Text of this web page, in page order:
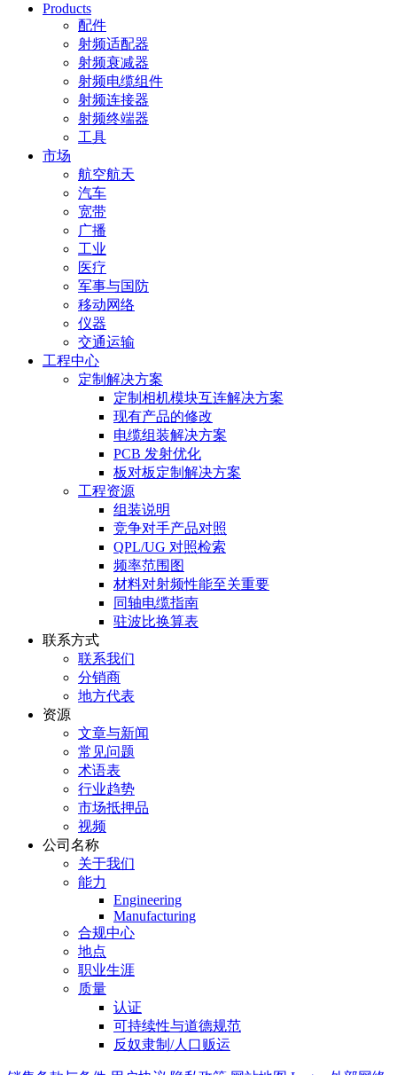
Products
配件
射频适配器
射频衰减器
射频电缆组件
射频连接器
射频终端器
工具
市场
航空航天
汽车
宽带
广播
工业
医疗
军事与国防
移动网络
仪器
交通运输
工程中心
定制解决方案
定制相机模块互连解决方案
现有产品的修改
电缆组装解决方案
PCB 发射优化
板对板定制解决方案
工程资源
组装说明
竞争对手产品对照
QPL/UG 对照检索
频率范围图
材料对射频性能至关重要
同轴电缆指南
驻波比换算表
联系方式
联系我们
分销商
地方代表
资源
文章与新闻
常见问题
术语表
行业趋势
市场抵押品
视频
公司名称
关于我们
能力
Engineering
Manufacturing
合规中心
地点
职业生涯
质量
认证
可持续性与道德规范
反奴隶制/人口贩运